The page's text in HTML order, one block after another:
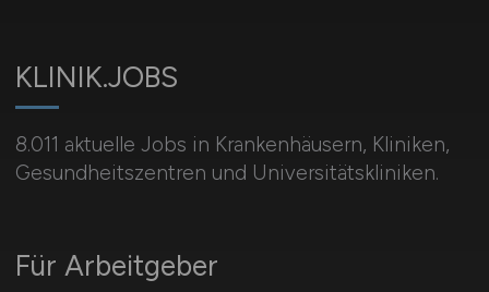
KLINIK.JOBS
8.011 aktuelle Jobs in Krankenhäusern, Kliniken,
Gesundheitszentren und Universitätskliniken.
Für Arbeitgeber